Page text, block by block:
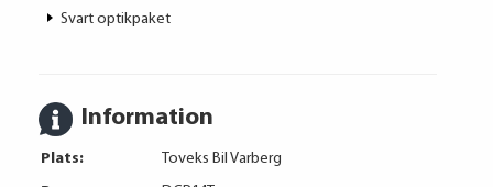
Svart optikpaket
Information
Plats:
Toveks Bil Varberg